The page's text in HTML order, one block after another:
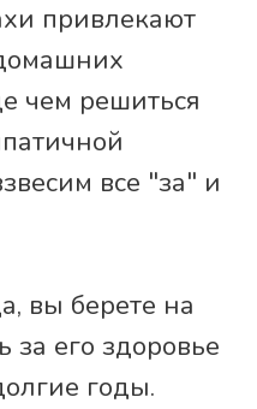
привлекают
чем решиться
все "за" и
вы берете на
за его здоровье
годы.